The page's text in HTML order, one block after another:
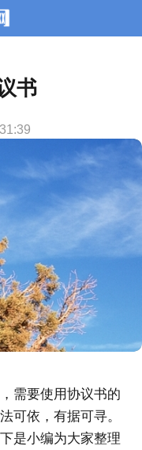
书
需要使用协议书的
可依，有据可寻。
是小编为大家整理